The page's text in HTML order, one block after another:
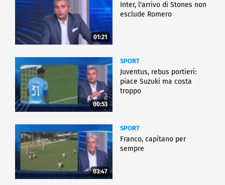
01:21
Inter, l'arrivo di Stones non
esclude Romero
00:53
SPORT
Juventus, rebus portieri:
piace Suzuki ma costa
troppo
03:47
SPORT
Franco, capitano per
sempre